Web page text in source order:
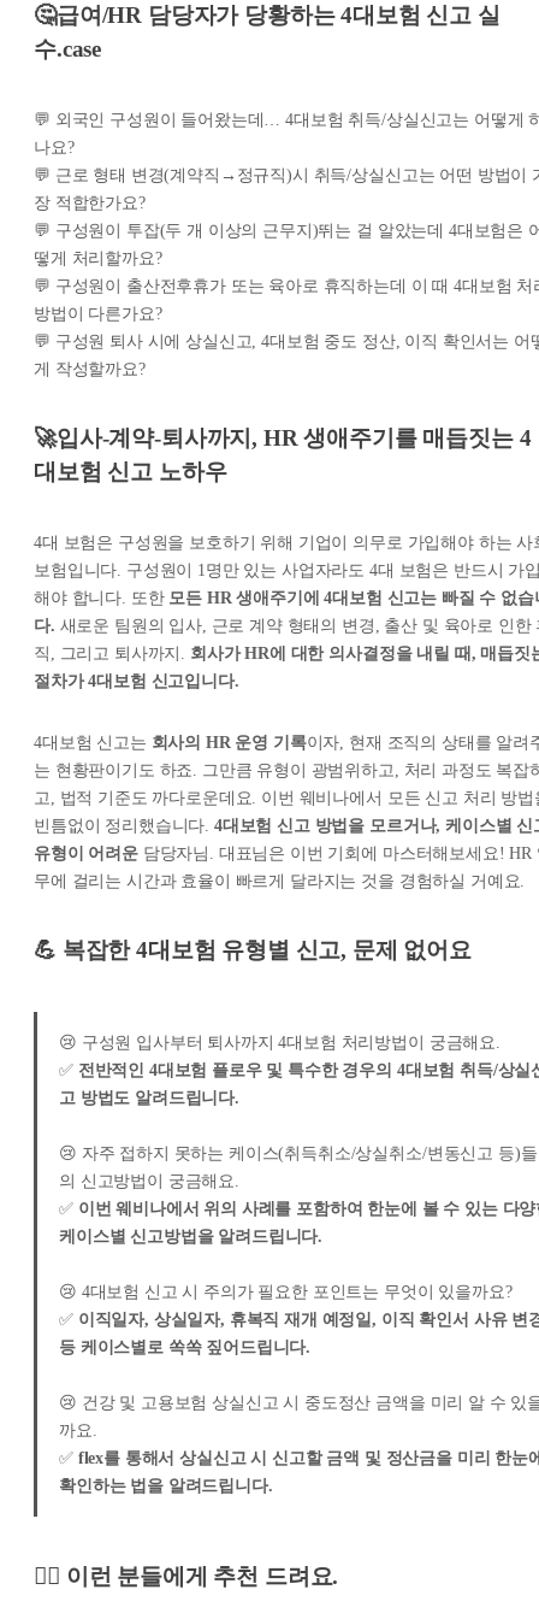
🤔급여/HR 담당자가 당황하는 4대보험 신고 실
수.case
💬 외국인 구성원이 들어왔는데… 4대보험 취득/상실신고는 어떻게
나요?
💬 근로 형태 변경(계약직→정규직)시 취득/상실신고는 어떤 방법이
장 적합한가요?
💬 구성원이 투잡(두 개 이상의 근무지)뛰는 걸 알았는데 4대보험은
떻게 처리할까요?
💬 구성원이 출산전후휴가 또는 육아로 휴직하는데 이 때 4대보험 처
방법이 다른가요?
💬 구성원 퇴사 시에 상실신고, 4대보험 중도 정산, 이직 확인서는 어
게 작성할까요?
🚀입사-계약-퇴사까지, HR 생애주기를 매듭짓는 4
대보험 신고 노하우
4대 보험은 구성원을 보호하기 위해 기업이 의무로 가입해야 하는 사
보험입니다. 구성원이 1명만 있는 사업자라도 4대 보험은 반드시 가
해야 합니다. 또한 모든 HR 생애주기에 4대보험 신고는 빠질 수 없습
다. 새로운 팀원의 입사, 근로 계약 형태의 변경, 출산 및 육아로 인한
직, 그리고 퇴사까지. 회사가 HR에 대한 의사결정을 내릴 때, 매듭짓
절차가 4대보험 신고입니다.
4대보험 신고는 회사의 HR 운영 기록이자, 현재 조직의 상태를 알려
는 현황판이기도 하죠. 그만큼 유형이 광범위하고, 처리 과정도 복잡
고, 법적 기준도 까다로운데요. 이번 웨비나에서 모든 신고 처리 방법
빈틈없이 정리했습니다. 4대보험 신고 방법을 모르거나, 케이스별 신
유형이 어려운담당자님. 대표님은 이번 기회에 마스터해보세요! HR
무에 걸리는 시간과 효율이 빠르게 달라지는 것을 경험하실 거예요.
💪 복잡한 4대보험 유형별 신고, 문제 없어요
😢 구성원 입사부터 퇴사까지 4대보험 처리방법이 궁금해요.
✅ 전반적인 4대보험 플로우 및 특수한 경우의 4대보험 취득/상실
고 방법도 알려드립니다.
😢 자주 접하지 못하는 케이스(취득취소/상실취소/변동신고 등)들
의 신고방법이 궁금해요.
✅ 이번 웨비나에서 위의 사례를 포함하여 한눈에 볼 수 있는 다양
케이스별 신고방법을 알려드립니다.
😢 4대보험 신고 시 주의가 필요한 포인트는 무엇이 있을까요?
✅ 이직일자, 상실일자, 휴복직 재개 예정일, 이직 확인서 사유 변
등 케이스별로 쏙쏙 짚어드립니다.
😢 건강 및 고용보험 상실신고 시 중도정산 금액을 미리 알 수 있
까요.
✅ flex를 통해서 상실신고 시 신고할 금액 및 정산금을 미리 한눈
확인하는 법을 알려드립니다.
🙋‍♀️ 이런 분들에게 추천 드려요.